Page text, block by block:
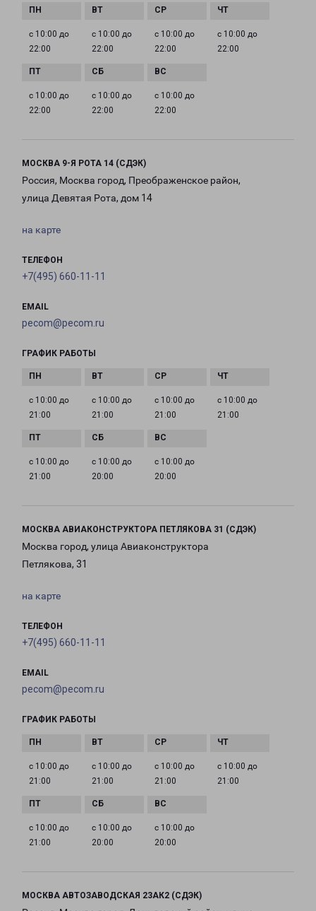
с 10:00 до
22:00
с 10:00 до
22:00
с 10:00 до
22:00
с 10:00 до
22:00
с 10:00 до
22:00
с 10:00 до
22:00
с 10:00 до
22:00
МОСКВА 9-Я РОТА 14 (СДЭК)
Россия, Москва город, Преображенское район,
улица Девятая Рота, дом 14
на карте
ТЕЛЕФОН
+7(495) 660-11-11
EMAIL
pecom@pecom.ru
ГРАФИК РАБОТЫ
с 10:00 до
21:00
с 10:00 до
21:00
с 10:00 до
21:00
с 10:00 до
21:00
с 10:00 до
21:00
с 10:00 до
20:00
с 10:00 до
20:00
МОСКВА АВИАКОНСТРУКТОРА ПЕТЛЯКОВА 31 (СДЭК)
Москва город, улица Авиаконструктора
Петлякова, 31
на карте
ТЕЛЕФОН
+7(495) 660-11-11
EMAIL
pecom@pecom.ru
ГРАФИК РАБОТЫ
с 10:00 до
21:00
с 10:00 до
21:00
с 10:00 до
21:00
с 10:00 до
21:00
с 10:00 до
21:00
с 10:00 до
20:00
с 10:00 до
20:00
МОСКВА АВТОЗАВОДСКАЯ 23АК2 (СДЭК)